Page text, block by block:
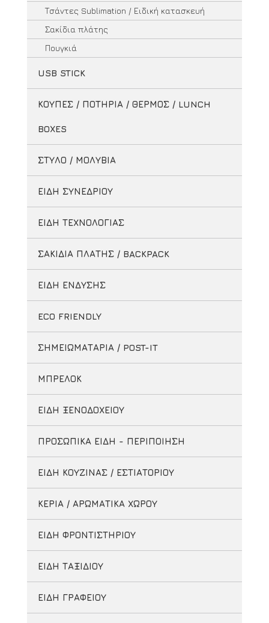
Τσάντες Sublimation / Ειδική κατασκευή
Σακίδια πλάτης
Πουγκιά
USB STICK
ΚΟΥΠΕΣ / ΠΟΤΗΡΙΑ / ΘΕΡΜΟΣ / LUNCH
BOXES
ΣΤΥΛΟ / ΜΟΛΥΒΙΑ
ΕΙΔΗ ΣΥΝΕΔΡΙΟΥ
ΕΙΔΗ ΤΕΧΝΟΛΟΓΙΑΣ
ΣΑΚΙΔΙΑ ΠΛΑΤΗΣ / BACKPACK
ΕΙΔΗ ΕΝΔΥΣΗΣ
ECO FRIENDLY
ΣΗΜΕΙΩΜΑΤΑΡΙΑ / POST-IT
ΜΠΡΕΛΟΚ
ΕΙΔΗ ΞΕΝΟΔΟΧΕΙΟΥ
ΠΡΟΣΩΠΙΚΑ ΕΙΔΗ - ΠΕΡΙΠΟΙΗΣΗ
ΕΙΔΗ ΚΟΥΖΙΝΑΣ / ΕΣΤΙΑΤΟΡΙΟΥ
ΚΕΡΙΑ / ΑΡΩΜΑΤΙΚΑ ΧΩΡΟΥ
ΕΙΔΗ ΦΡΟΝΤΙΣΤΗΡΙΟΥ
ΕΙΔΗ ΤΑΞΙΔΙΟΥ
ΕΙΔΗ ΓΡΑΦΕΙΟΥ